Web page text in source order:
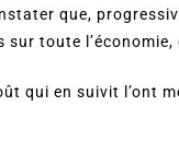
que,
sur toute
qui en suivit l’ont